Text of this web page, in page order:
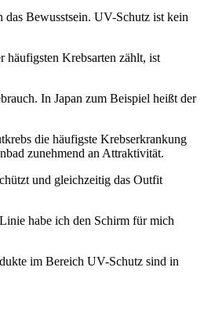
das Bewusstsein. UV-Schutz ist kein
häufigsten Krebsarten zählt, ist
In Japan zum Beispiel heißt der
die häufigste Krebserkrankung
zunehmend an Attraktivität.
und gleichzeitig das Outfit
habe ich den Schirm für mich
im Bereich UV-Schutz sind in